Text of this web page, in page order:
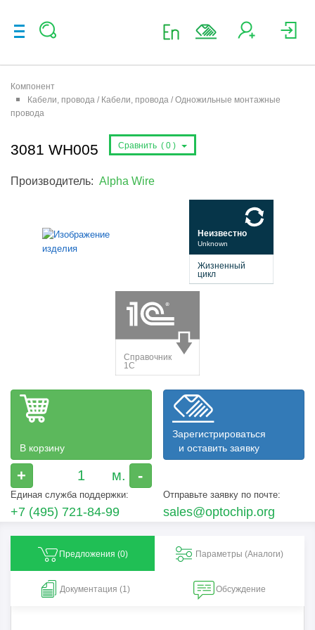
Компонент
Кабели, провода / Кабели, провода / Одножильные монтажные
провода
3081 WH005 Сравнить ( 0 )
Производитель: Alpha Wire
В корзину
+ -
Зарегистрироваться
и оставить заявку
Единая служба поддержки:
+7 (495) 721-84-99
Отправьте заявку по почте:
sales@optochip.org
Предложения (0) Параметры (Aналоги)
Документация (1) Обсуждение